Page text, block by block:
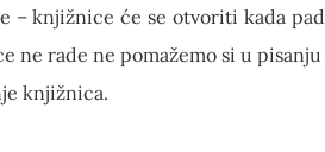
– knjižnice će se otvoriti kada
ne rade ne pomažemo si u
knjižnica.